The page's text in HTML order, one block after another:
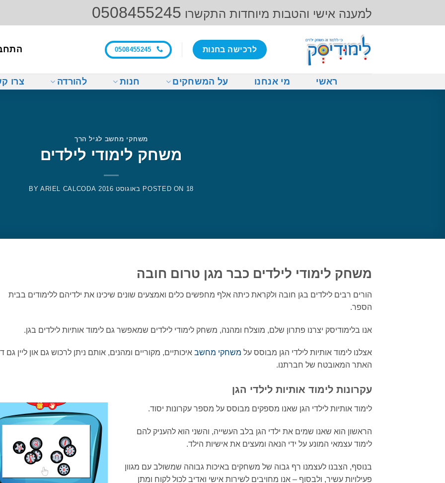
למענה אישי והטבות מיוחדות התקשרו 0508455245
לרכישה בחנות 0508455245
ראשי מי אנחנו על המשחקים חנות להורדה צרו
משחקי מחשב לגיל הרך
משחק לימודי לילדים
POSTED ON 18 באוגוסט 2016 BY ARIEL CALCODA
משחק לימודי לילדים כבר מגן טרום חובה
הורים רבים לילדים בגן חובה ולקראת כיתה אלף מחפשים כלים ואמצעים שונים שיכינו את ילדיהם ללימודים בבית
הספר.
אנו בלימודיסק יצרנו פתרון שלם, מוצלח ומהנה, משחק לימודי לילדים שמאפשר גם לימוד אותיות לילדים בגן.
אצלנו לימוד אותיות לילדי הגן מבוסס על משחקי מחשב איכותיים, מקוריים ומהנים, אותם ניתן לרכוש גם און ליין גם
האתר המאובטח של חברתנו.
עקרונות לימוד אותיות לילדי הגן
לימוד אותיות לילדי הגן שאנו מספקים מבוסס על מספר עקרונות יסוד.
הראשון הוא שאנו שמים את ילדי הגן בלב העשייה, והשני הוא להעניק להם
לימוד עצמאי המונע על ידי הנאה ומעצים את אישיות הילד.
בנוסף, הצבנו לעצמנו רף גבוה של משחקים באיכות גבוהה שמשולב עם מגוון
פעילויות עשיר, ולבסוף – אנו מחויבים לשירות אישי ואדיב לכול לקוח ומתן